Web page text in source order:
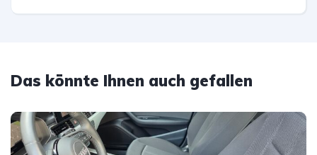
Das könnte Ihnen auch gefallen